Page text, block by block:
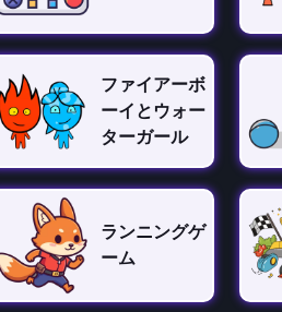
ファイアーボ
ーイとウォー
ターガール
ランニングゲ
ーム